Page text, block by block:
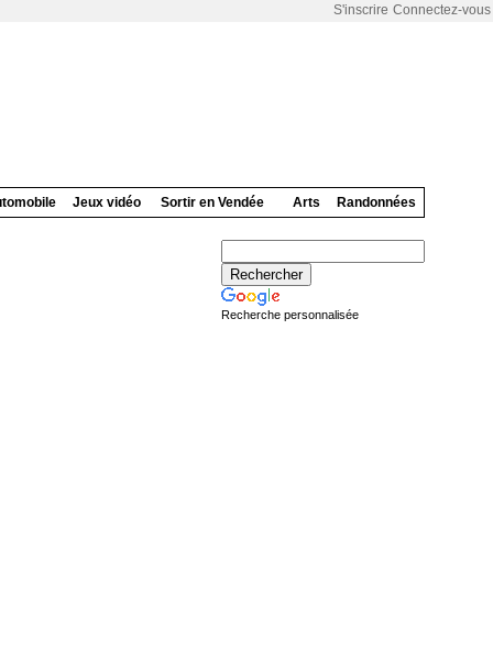
Connectez-vous
S'inscrire
Jeux vidéo Sortir en Vendée Arts Randonnées
Recherche personnalisée